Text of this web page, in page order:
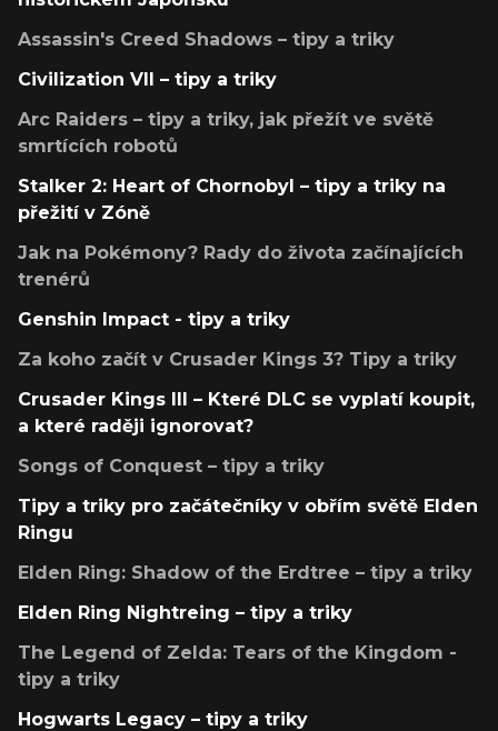
Assassin's Creed Shadows – tipy a triky
Civilization VII – tipy a triky
Arc Raiders – tipy a triky, jak přežít ve světě
smrtících robotů
Stalker 2: Heart of Chornobyl – tipy a triky na
přežití v Zóně
Jak na Pokémony? Rady do života začínajících
trenérů
Genshin Impact - tipy a triky
Za koho začít v Crusader Kings 3? Tipy a triky
Crusader Kings III – Které DLC se vyplatí koupit,
a které raději ignorovat?
Songs of Conquest – tipy a triky
Tipy a triky pro začátečníky v obřím světě Elden
Ringu
Elden Ring: Shadow of the Erdtree – tipy a triky
Elden Ring Nightreing – tipy a triky
The Legend of Zelda: Tears of the Kingdom -
tipy a triky
Hogwarts Legacy – tipy a triky